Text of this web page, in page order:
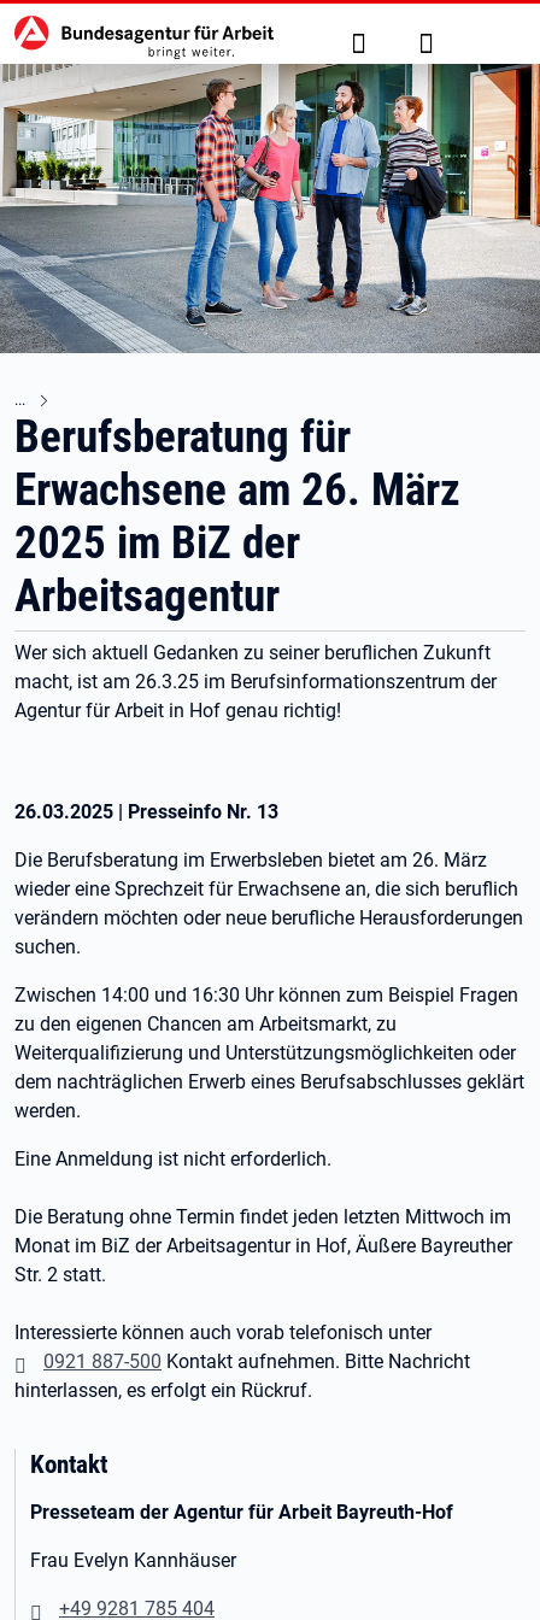
zu den Hauptinhalten springen
Hauptnavigation Suche Anmelden
Berufsberatung für
Erwachsene am 26. März
2025 im BiZ der
Arbeitsagentur
Wer sich aktuell Gedanken zu seiner beruflichen Zukunft
macht, ist am 26.3.25 im Berufsinformationszentrum der
Agentur für Arbeit in Hof genau richtig!
26.03.2025 | Presseinfo Nr. 13
Die Berufsberatung im Erwerbsleben bietet am 26. März
wieder eine Sprechzeit für Erwachsene an, die sich beruflich
verändern möchten oder neue berufliche Herausforderungen
suchen.
Zwischen 14:00 und 16:30 Uhr können zum Beispiel Fragen
zu den eigenen Chancen am Arbeitsmarkt, zu
Weiterqualifizierung und Unterstützungsmöglichkeiten oder
dem nachträglichen Erwerb eines Berufsabschlusses geklärt
werden.
Eine Anmeldung ist nicht erforderlich.
Die Beratung ohne Termin findet jeden letzten Mittwoch im
Monat im BiZ der Arbeitsagentur in Hof, Äußere Bayreuther
Str. 2 statt.
Interessierte können auch vorab telefonisch unter
0921 887-500 Kontakt aufnehmen. Bitte Nachricht
hinterlassen, es erfolgt ein Rückruf.
Kontakt
Presseteam der Agentur für Arbeit Bayreuth-Hof
Frau Evelyn Kannhäuser
+49 9281 785 404